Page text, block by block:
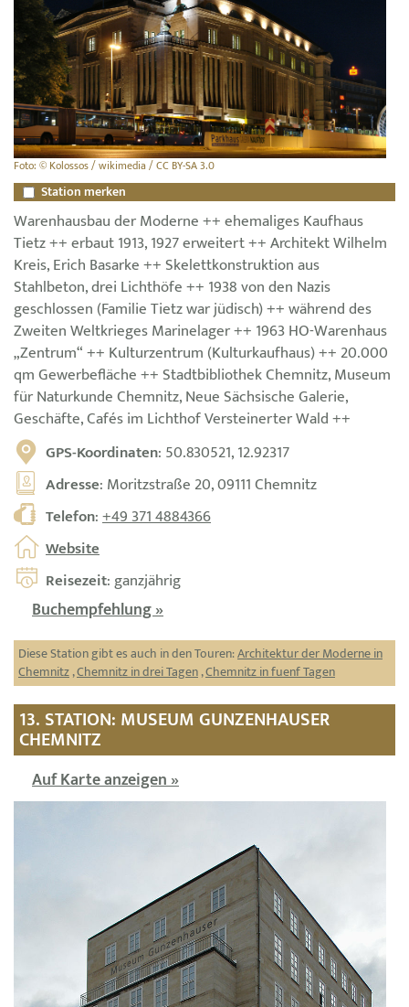
Foto: © Kolossos / wikimedia / CC BY-SA 3.0
Station merken
Warenhausbau der Moderne ++ ehemaliges Kaufhaus
Tietz ++ erbaut 1913, 1927 erweitert ++ Architekt Wilhelm
Kreis, Erich Basarke ++ Skelettkonstruktion aus
Stahlbeton, drei Lichthöfe ++ 1938 von den Nazis
geschlossen (Familie Tietz war jüdisch) ++ während des
Zweiten Weltkrieges Marinelager ++ 1963 HO-Warenhaus
„Zentrum“ ++ Kulturzentrum (Kulturkaufhaus) ++ 20.000
qm Gewerbefläche ++ Stadtbibliothek Chemnitz, Museum
für Naturkunde Chemnitz, Neue Sächsische Galerie,
Geschäfte, Cafés im Lichthof Versteinerter Wald ++
GPS-Koordinaten: 50.830521, 12.92317
Adresse: Moritzstraße 20, 09111 Chemnitz
Telefon:+49 371 4884366
Website
Reisezeit: ganzjährig
Buchempfehlung »
Diese Station gibt es auch in den Touren:Architektur der Moderne in
Chemnitz,Chemnitz in drei Tagen,Chemnitz in fuenf Tagen
13. STATION: MUSEUM GUNZENHAUSER
CHEMNITZ
Auf Karte anzeigen »